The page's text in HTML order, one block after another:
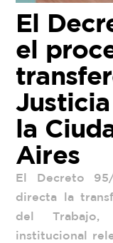
El
el
la
Aires
El Decreto
directa la
del
institucional